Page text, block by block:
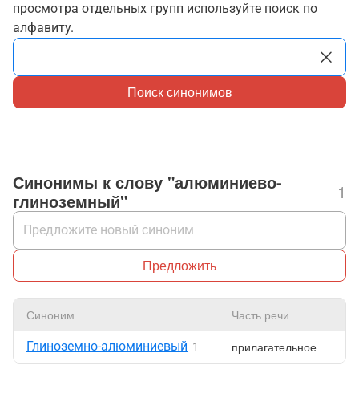
просмотра отдельных групп используйте поиск по
алфавиту.
Поиск синонимов
Синонимы к слову "алюминиево-
глиноземный"
1
Предложить
Синоним Часть речи
Глиноземно-алюминиевый 1 прилагательное